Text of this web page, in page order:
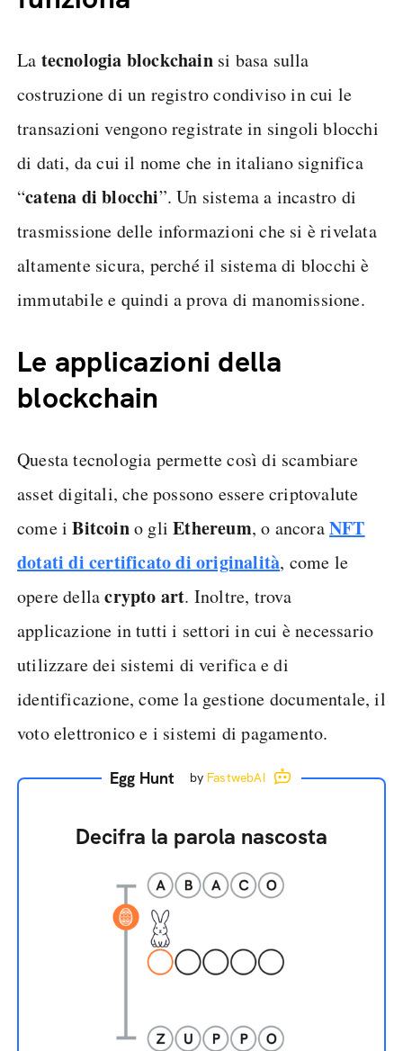
La tecnologia blockchainsi basa sulla
costruzione di un registro condiviso in cui le
transazioni vengono registrate in singoli blocchi
di dati, da cui il nome che in italiano significa
“catena di blocchi”. Un sistema a incastro di
trasmissione delle informazioni che si è rivelata
altamente sicura, perché il sistema di blocchi è
immutabile e quindi a prova di manomissione.
Le applicazioni della
blockchain
Questa tecnologia permette così di scambiare
asset digitali, che possono essere criptovalute
come iBitcoino gliEthereum, o ancoraNFT
dotati di certificato di originalità, come le
opere dellacrypto art. Inoltre, trova
applicazione in tutti i settori in cui è necessario
utilizzare dei sistemi di verifica e di
identificazione, come la gestione documentale, il
voto elettronico e i sistemi di pagamento.
Egg Hunt by FastwebAI
Decifra la parola nascosta